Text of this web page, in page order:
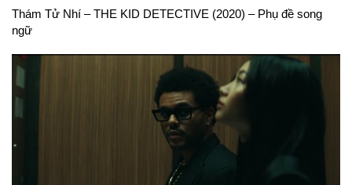
Thám Tử Nhí – THE KID DETECTIVE (2020) – Phụ đề song
ngữ